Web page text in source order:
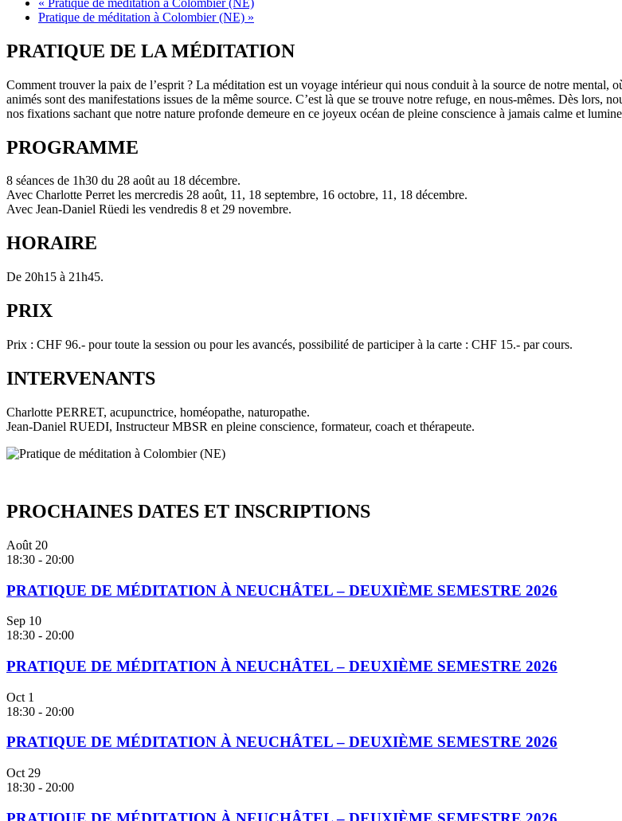
Pratique de méditation à Colombier (NE) »
PRATIQUE DE LA MÉDITATION
Comment trouver la paix de l’esprit ? La méditation est un voyage intérieur qui nous conduit à la source de notre mental,
animés sont des manifestations issues de la même source. C’est là que se trouve notre refuge, en nous-mêmes. Dès lors,
nos fixations sachant que notre nature profonde demeure en ce joyeux océan de pleine conscience à jamais calme et
PROGRAMME
8 séances de 1h30 du 28 août au 18 décembre.
Avec Charlotte Perret les mercredis 28 août, 11, 18 septembre, 16 octobre, 11, 18 décembre.
Avec Jean-Daniel Rüedi les vendredis 8 et 29 novembre.
HORAIRE
De 20h15 à 21h45.
PRIX
Prix : CHF 96.- pour toute la session ou pour les avancés, possibilité de participer à la carte : CHF 15.- par cours.
INTERVENANTS
Charlotte PERRET, acupunctrice, homéopathe, naturopathe.
Jean-Daniel RUEDI, Instructeur MBSR en pleine conscience, formateur, coach et thérapeute.
PROCHAINES DATES ET INSCRIPTIONS
Août 20
18:30 - 20:00
PRATIQUE DE MÉDITATION À NEUCHÂTEL – DEUXIÈME SEMESTRE 2026
Sep 10
18:30 - 20:00
PRATIQUE DE MÉDITATION À NEUCHÂTEL – DEUXIÈME SEMESTRE 2026
Oct 1
18:30 - 20:00
PRATIQUE DE MÉDITATION À NEUCHÂTEL – DEUXIÈME SEMESTRE 2026
Oct 29
18:30 - 20:00